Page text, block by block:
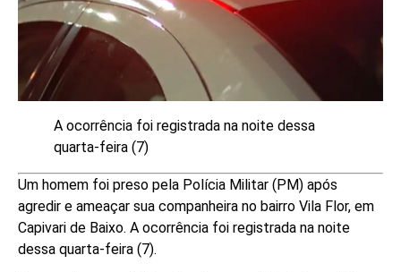
A ocorrência foi registrada na noite dessa
quarta-feira (7)
Um homem foi preso pela Polícia Militar (PM) após
agredir e ameaçar sua companheira no bairro Vila Flor, em
Capivari de Baixo. A ocorrência foi registrada na noite
dessa quarta-feira (7).